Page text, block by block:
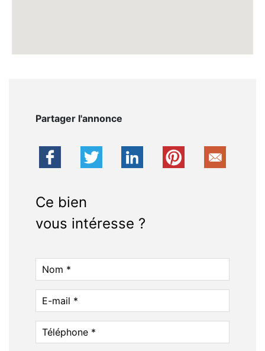
Partager l'annonce
Ce bien
vous intéresse ?